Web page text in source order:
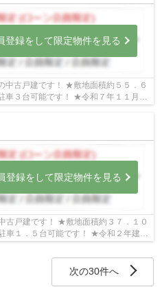
登録をして限定物件を見る
中古戸建です！ ★敷地面積約５５．６
車３台可能です！ ★令和７年１１月に
（外壁工事...
登録をして限定物件を見る
古戸建です！ ★敷地面積約３７．１０
車１．５台可能です！ ★令和２年建築
です！
次の30件へ